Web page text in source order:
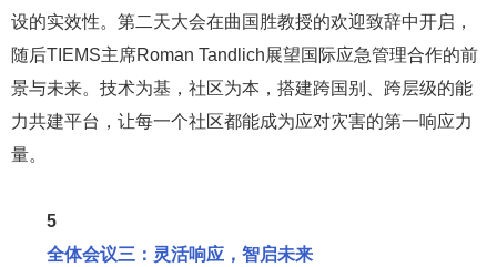
设的实效性。第二天大会在曲国胜教授的欢迎致辞中开启，
随后TIEMS主席Roman Tandlich展望国际应急管理合作的前
景与未来。技术为基，社区为本，搭建跨国别、跨层级的能
力共建平台，让每一个社区都能成为应对灾害的第一响应力
量。
5
全体会议三：灵活响应，智启未来